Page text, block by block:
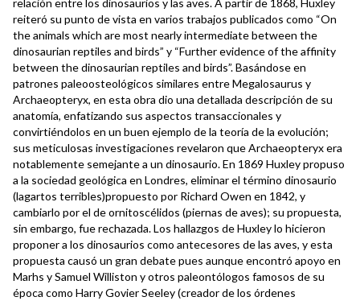
relación entre los dinosaurios y las aves. A partir de 1868, Huxley
reiteró su punto de vista en varios trabajos publicados como “On
the animals which are most nearly intermediate between the
dinosaurian reptiles and birds” y “Further evidence of the affinity
between the dinosaurian reptiles and birds”. Basándose en
patrones paleoosteológicos similares entre Megalosaurus y
Archaeopteryx, en esta obra dio una detallada descripción de su
anatomía, enfatizando sus aspectos transaccionales y
convirtiéndolos en un buen ejemplo de la teoría de la evolución;
sus meticulosas investigaciones revelaron que Archaeopteryx era
notablemente semejante a un dinosaurio. En 1869 Huxley propuso
a la sociedad geológica en Londres, eliminar el término dinosaurio
(lagartos terribles)propuesto por Richard Owen en 1842, y
cambiarlo por el de ornitoscélidos (piernas de aves); su propuesta,
sin embargo, fue rechazada. Los hallazgos de Huxley lo hicieron
proponer a los dinosaurios como antecesores de las aves, y esta
propuesta causó un gran debate pues aunque encontró apoyo en
Marhs y Samuel Williston y otros paleontólogos famosos de su
época como Harry Govier Seeley (creador de los órdenes